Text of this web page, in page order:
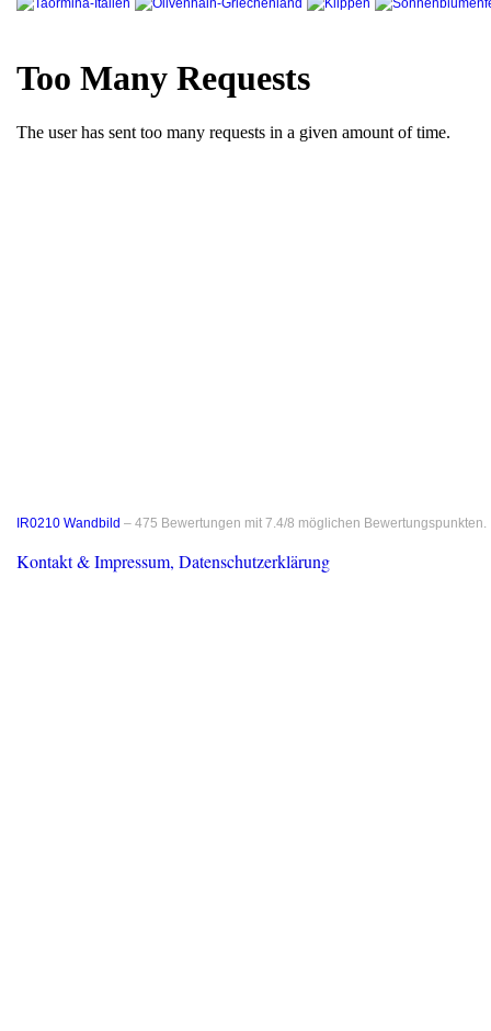
IR0210 Wandbild – 475 Bewertungen mit 7.4/8 möglichen Bewertungspunkten.
Kontakt & Impressum, Datenschutzerklärung